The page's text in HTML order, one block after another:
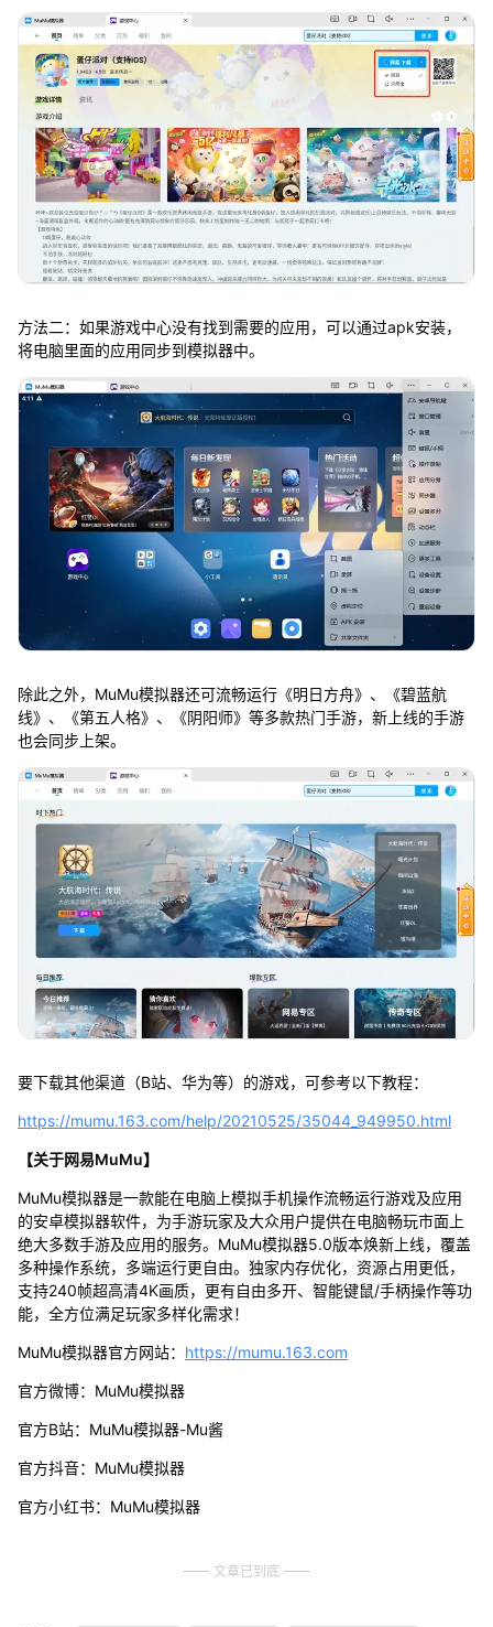
方法二：如果游戏中心没有找到需要的应用，可以通过apk安装，
将电脑里面的应用同步到模拟器中。
除此之外，MuMu模拟器还可流畅运行《明日方舟》、《碧蓝航
线》、《第五人格》、《阴阳师》等多款热门手游，新上线的手游
也会同步上架。
要下载其他渠道（B站、华为等）的游戏，可参考以下教程：
https://mumu.163.com/help/20210525/35044_949950.html
【关于网易MuMu】
MuMu模拟器是一款能在电脑上模拟手机操作流畅运行游戏及应用
的安卓模拟器软件，为手游玩家及大众用户提供在电脑畅玩市面上
绝大多数手游及应用的服务。MuMu模拟器5.0版本焕新上线，覆盖
多种操作系统，多端运行更自由。独家内存优化，资源占用更低，
支持240帧超高清4K画质，更有自由多开、智能键鼠/手柄操作等功
能，全方位满足玩家多样化需求！
MuMu模拟器官方网站： https://mumu.163.com
官方微博：MuMu模拟器
官方B站：MuMu模拟器-Mu酱
官方抖音：MuMu模拟器
官方小红书：MuMu模拟器
文章已到底